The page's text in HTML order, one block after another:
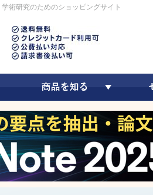
術研究のためのショッピングサイト